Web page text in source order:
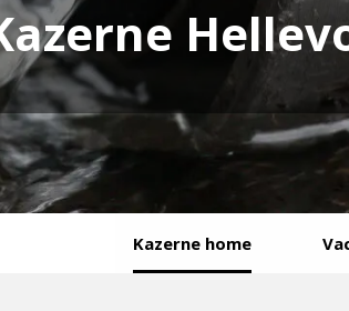
Kazerne home